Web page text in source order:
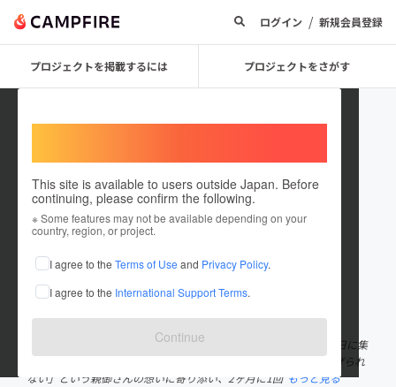
ログイン / 新規会員登録
プロジェクトを掲載するには プロジェクトをさがす
This site is available to users outside Japan. Before
continuing, please confirm the following.
※ Some features may not be available depending on your
country, region, or project.
I agree to the Terms of Use and Privacy Policy.
I agree to the International Support Terms.
Continue
田島雅士
これまでに1件のプロジェクトを投稿しています
在住国：日本 現在地：岐阜県
出身国：日本 出身地：岐阜県
美濃加茂市を中心に活動する任意団体「かえでの希」です。 「休日に集
まれる居場所がほしい」「忙しくて全力で遊びに連れて行ってあげられ
ない」という親御さんの想いに寄り添い、2ヶ月に1回 もっと見る